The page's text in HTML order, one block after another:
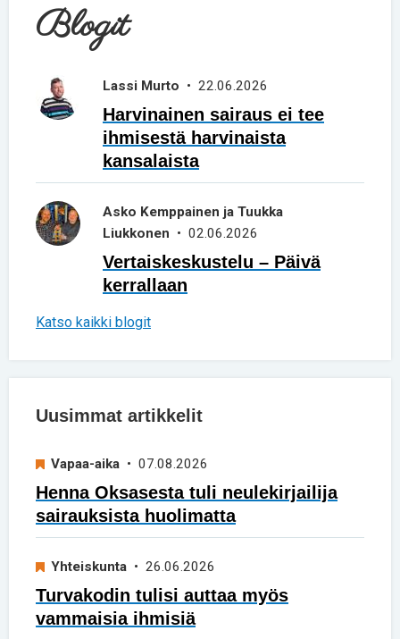
Blogit
Lassi Murto • 22.06.2026
Harvinainen sairaus ei tee
ihmisestä harvinaista
kansalaista
Asko Kemppainen ja Tuukka
Liukkonen • 02.06.2026
Vertaiskeskustelu – Päivä
kerrallaan
Katso kaikki blogit
Uusimmat artikkelit
Vapaa-aika • 07.08.2026
Henna Oksasesta tuli neulekirjailija
sairauksista huolimatta
Yhteiskunta • 26.06.2026
Turvakodin tulisi auttaa myös
vammaisia ihmisiä